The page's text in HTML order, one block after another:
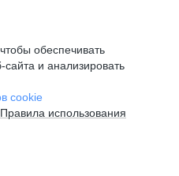
обеспечивать
и анализировать
cookie
Правила использования